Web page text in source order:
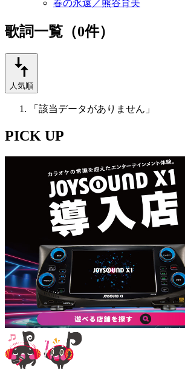
春の永遠／熊谷育美
歌詞一覧（0件）
人気順
「該当データがありません」
PICK UP